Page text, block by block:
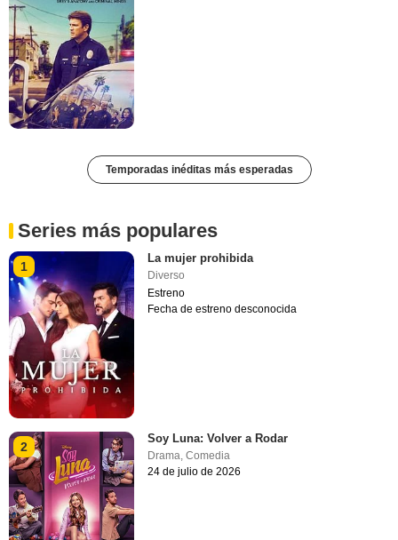
Temporadas inéditas más esperadas
Series más populares
1
La mujer prohibida
Diverso
Estreno
Fecha de estreno desconocida
2
Soy Luna: Volver a Rodar
Drama,Comedia
24 de julio de 2026